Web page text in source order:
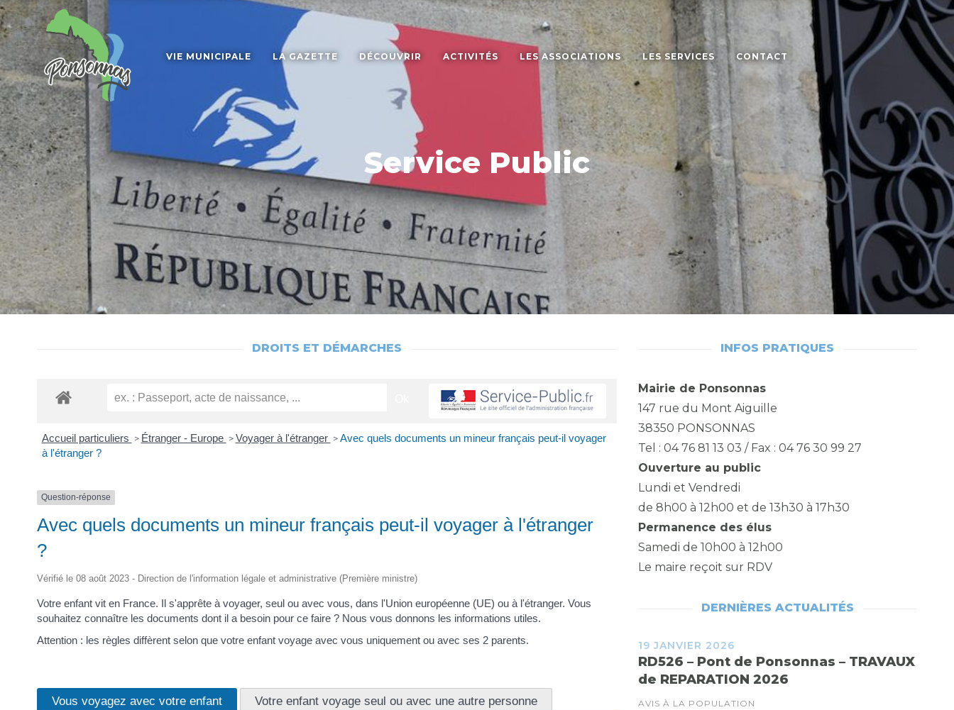
VIE MUNICIPALE LA GAZETTE DÉCOUVRIR ACTIVITÉS LES ASSOCIATIONS LES SERVICES CONTACT
Service Public
DROITS ET DÉMARCHES
Accueil particuliers > Étranger - Europe > Voyager à l'étranger > Avec quels documents un mineur français peut-il voyager
à l'étranger ?
Question-réponse
Avec quels documents un mineur français peut-il voyager à l'étranger
?
Vérifié le 08 août 2023 - Direction de l'information légale et administrative (Première ministre)
Votre enfant vit en France. Il s'apprête à voyager, seul ou avec vous, dans l'Union européenne (UE) ou à l'étranger. Vous
souhaitez connaître les documents dont il a besoin pour ce faire ? Nous vous donnons les informations utiles.
Attention : les règles diffèrent selon que votre enfant voyage avec vous uniquement ou avec ses 2 parents.
Vous voyagez avec votre enfant Votre enfant voyage seul ou avec une autre personne
INFOS PRATIQUES
Mairie de Ponsonnas
147 rue du Mont Aiguille
38350 PONSONNAS
Tel : 04 76 81 13 03 / Fax : 04 76 30 99 27
Ouverture au public
Lundi et Vendredi
de 8h00 à 12h00 et de 13h30 à 17h30
Permanence des élus
Samedi de 10h00 à 12h00
Le maire reçoit sur RDV
DERNIÈRES ACTUALITÉS
19 JANVIER 2026
RD526 – Pont de Ponsonnas – TRAVAUX
de REPARATION 2026
AVIS À LA POPULATION